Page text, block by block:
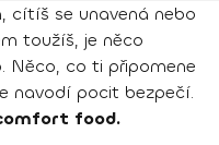
cítíš se unavená nebo
toužíš, je něco
Něco, co ti připomene
navodí pocit bezpečí.
food.